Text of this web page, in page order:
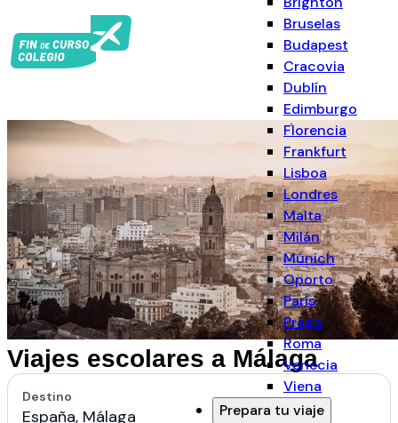
Bruselas
Budapest
Cracovia
Dublín
Edimburgo
Florencia
Frankfurt
Lisboa
Londres
Malta
Milán
Múnich
Oporto
París
Praga
Roma
Venecia
Viena
Prepara tu viaje
Viajes escolares a Málaga